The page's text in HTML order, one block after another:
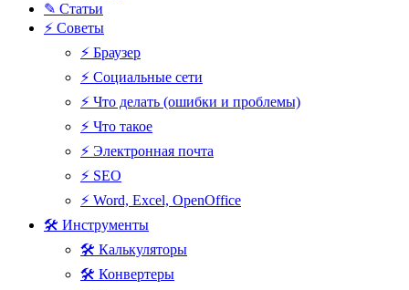
✎ Статьи
⚡ Советы
⚡ Браузер
⚡ Социальные сети
⚡ Что делать (ошибки и проблемы)
⚡ Что такое
⚡ Электронная почта
⚡ SEO
⚡ Word, Excel, OpenOffice
🛠 Инструменты
🛠 Калькуляторы
🛠 Конвертеры